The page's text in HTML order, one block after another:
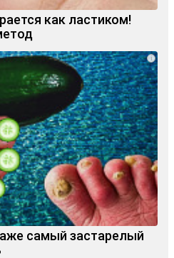
как ластиком!
i
самый застарелый